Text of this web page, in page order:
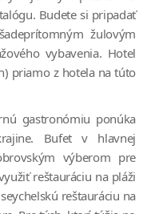
Budete si pripadať
žulovým
vybavenia. Hotel
priamo z hotela na túto
gastronómiu ponúka
Bufet v hlavnej
výberom pre
reštauráciu na pláži
reštauráciu na